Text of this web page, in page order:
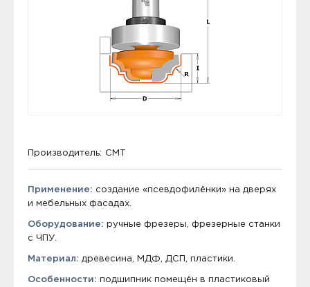
Производитель: CMT
Применение: создание «псевдофилёнки» на дверях
и мебельных фасадах.
Оборудование: ручные фрезеры, фрезерные станки
с ЧПУ.
Материал: древесина, МДФ, ДСП, пластики.
Особенности: подшипник помещён в пластиковый